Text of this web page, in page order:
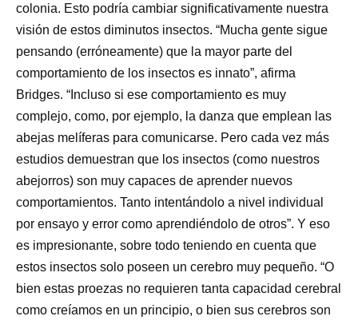
colonia. Esto podría cambiar significativamente nuestra
visión de estos diminutos insectos. “Mucha gente sigue
pensando (erróneamente) que la mayor parte del
comportamiento de los insectos es innato”, afirma
Bridges. “Incluso si ese comportamiento es muy
complejo, como, por ejemplo, la danza que emplean las
abejas melíferas para comunicarse. Pero cada vez más
estudios demuestran que los insectos (como nuestros
abejorros) son muy capaces de aprender nuevos
comportamientos. Tanto intentándolo a nivel individual
por ensayo y error como aprendiéndolo de otros”. Y eso
es impresionante, sobre todo teniendo en cuenta que
estos insectos solo poseen un cerebro muy pequeño. “O
bien estas proezas no requieren tanta capacidad cerebral
como creíamos en un principio, o bien sus cerebros son